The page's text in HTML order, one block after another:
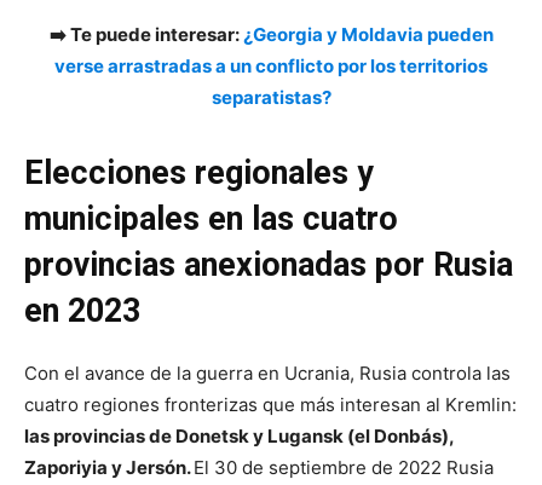
➡️ Te puede interesar: ¿Georgia y Moldavia pueden
verse arrastradas a un conflicto por los territorios
separatistas?
Elecciones regionales y
municipales en las cuatro
provincias anexionadas por Rusia
en 2023
Con el avance de la guerra en Ucrania, Rusia controla las
cuatro regiones fronterizas que más interesan al Kremlin:
las provincias de Donetsk y Lugansk (el Donbás),
Zaporiyia y Jersón.El 30 de septiembre de 2022 Rusia